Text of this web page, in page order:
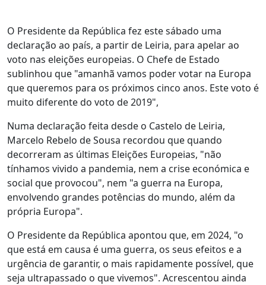
O Presidente da República fez este sábado uma
declaração ao país, a partir de Leiria, para apelar ao
voto nas eleições europeias. O Chefe de Estado
sublinhou que "amanhã vamos poder votar na Europa
que queremos para os próximos cinco anos. Este voto é
muito diferente do voto de 2019",
Numa declaração feita desde o Castelo de Leiria,
Marcelo Rebelo de Sousa recordou que quando
decorreram as últimas Eleições Europeias, "não
tínhamos vivido a pandemia, nem a crise económica e
social que provocou", nem "a guerra na Europa,
envolvendo grandes potências do mundo, além da
própria Europa".
O Presidente da República apontou que, em 2024, "o
que está em causa é uma guerra, os seus efeitos e a
urgência de garantir, o mais rapidamente possível, que
seja ultrapassado o que vivemos". Acrescentou ainda